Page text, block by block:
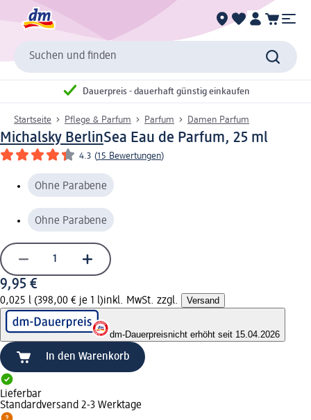
Suchen und finden
Dauerpreis - dauerhaft günstig einkaufen
Startseite Pflege & Parfum Parfum Damen Parfum
Michalsky BerlinSea Eau de Parfum, 25 ml
4.3 (15 Bewertungen)
Ohne Parabene
Ohne Parabene
9,95 €
0,025 l (398,00 € je 1 l)inkl. MwSt. zzgl. Versand
dm-Dauerpreisnicht erhöht seit 15.04.2026
In den Warenkorb
Lieferbar
Standardversand 2-3 Werktage